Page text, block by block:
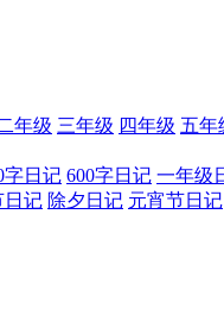
年级 三年级 四年级 五年
字日记 600字日记 一年级
日记 除夕日记 元宵节日记